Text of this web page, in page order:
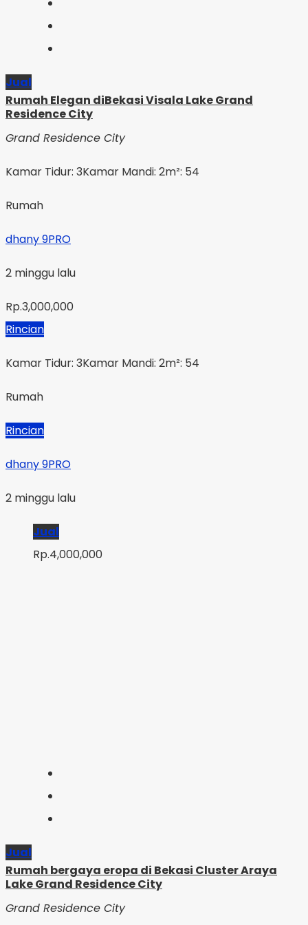
Jual
Rumah Elegan diBekasi Visala Lake Grand
Residence City
Grand Residence City
Kamar Tidur: 3Kamar Mandi: 2m²: 54
Rumah
dhany 9PRO
2 minggu lalu
Rp.3,000,000
Rincian
Kamar Tidur: 3Kamar Mandi: 2m²: 54
Rumah
Rincian
dhany 9PRO
2 minggu lalu
Jual
Rp.4,000,000
Jual
Rumah bergaya eropa di Bekasi Cluster Araya
Lake Grand Residence City
Grand Residence City